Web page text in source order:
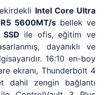
Intel Core Ultra
5600MT/s bellek ve
ile ofis, eğitim ve
dayanıklı ve
16:10 en-boy
ekranı, Thunderbolt 4
dahil zengin bağlantı